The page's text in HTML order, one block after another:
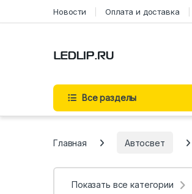
Перейти к содержимому
Новости Оплата и доставка
Все разделы
Главная Автосвет
Показать все категории